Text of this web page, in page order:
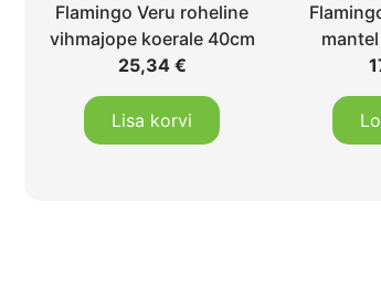
Flamingo Veru roheline
vihmajope koerale 40cm
25,34 €
Lisa korvi